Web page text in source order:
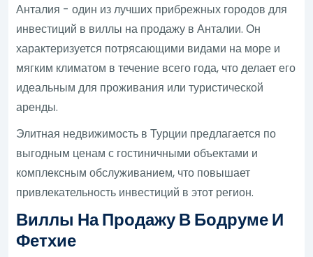
Анталия - один из лучших прибрежных городов для
инвестиций в виллы на продажу в Анталии. Он
характеризуется потрясающими видами на море и
мягким климатом в течение всего года, что делает его
идеальным для проживания или туристической
аренды.
Элитная недвижимость в Турции предлагается по
выгодным ценам с гостиничными объектами и
комплексным обслуживанием, что повышает
привлекательность инвестиций в этот регион.
Виллы На Продажу В Бодруме И
Фетхие